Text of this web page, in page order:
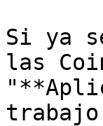
Si ya
las